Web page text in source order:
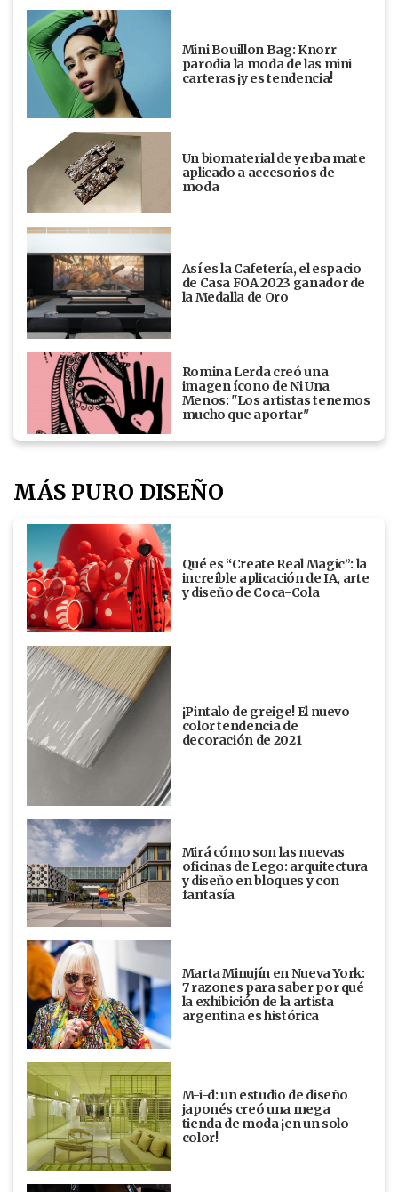
Mini Bouillon Bag: Knorr
parodia la moda de las mini
carteras ¡y es tendencia!
Un biomaterial de yerba mate
aplicado a accesorios de
moda
Así es la Cafetería, el espacio
de Casa FOA 2023 ganador de
la Medalla de Oro
Romina Lerda creó una
imagen ícono de Ni Una
Menos: "Los artistas tenemos
mucho que aportar"
MÁS PURO DISEÑO
Qué es “Create Real Magic”: la
increíble aplicación de IA, arte
y diseño de Coca-Cola
¡Pintalo de greige! El nuevo
color tendencia de
decoración de 2021
Mirá cómo son las nuevas
oficinas de Lego: arquitectura
y diseño en bloques y con
fantasía
Marta Minujín en Nueva York:
7 razones para saber por qué
la exhibición de la artista
argentina es histórica
M-i-d: un estudio de diseño
japonés creó una mega
tienda de moda ¡en un solo
color!